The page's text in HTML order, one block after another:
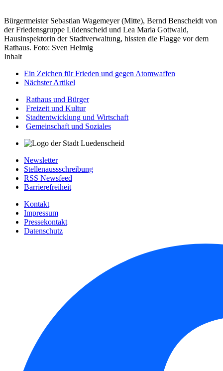
Bürgermeister Sebastian Wagemeyer (Mitte), Bernd Benscheidt von
der Friedensgruppe Lüdenscheid und Lea Maria Gottwald,
Hausinspektorin der Stadtverwaltung, hissten die Flagge vor dem
Rathaus. Foto: Sven Helmig
Inhalt
Ein Zeichen für Frieden und gegen Atomwaffen
Nächster Artikel
Rathaus und Bürger
Freizeit und Kultur
Stadtentwicklung und Wirtschaft
Gemeinschaft und Soziales
Newsletter
Stellenaussschreibung
RSS Newsfeed
Barrierefreiheit
Kontakt
Impressum
Pressekontakt
Datenschutz